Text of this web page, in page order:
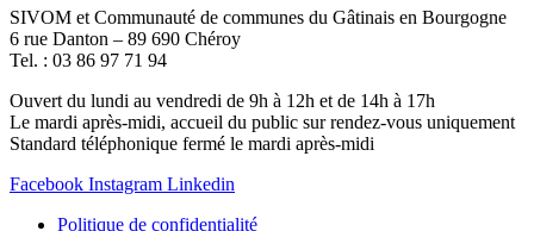
SIVOM et Communauté de communes du Gâtinais en Bourgogne
6 rue Danton – 89 690 Chéroy
Tel. : 03 86 97 71 94
Ouvert du lundi au vendredi de 9h à 12h et de 14h à 17h
Le mardi après-midi, accueil du public sur rendez-vous uniquement
Standard téléphonique fermé le mardi après-midi
Facebook Instagram Linkedin
Politique de confidentialité